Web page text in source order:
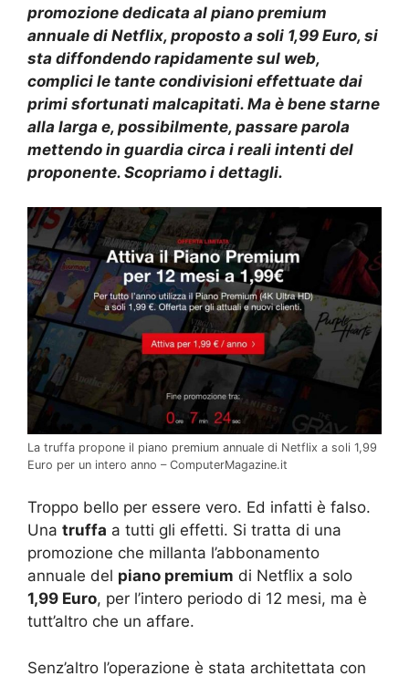
promozione dedicata al piano premium
annuale di Netflix, proposto a soli 1,99 Euro, si
sta diffondendo rapidamente sul web,
complici le tante condivisioni effettuate dai
primi sfortunati malcapitati. Ma è bene starne
alla larga e, possibilmente, passare parola
mettendo in guardia circa i reali intenti del
proponente. Scopriamo i dettagli.
La truffa propone il piano premium annuale di Netflix a soli 1,99
Euro per un intero anno – ComputerMagazine.it
Troppo bello per essere vero. Ed infatti è falso.
Una truffa a tutti gli effetti. Si tratta di una
promozione che millanta l’abbonamento
annuale del piano premium di Netflix a solo
1,99 Euro, per l’intero periodo di 12 mesi, ma è
tutt’altro che un affare.
Senz’altro l’operazione è stata architettata con